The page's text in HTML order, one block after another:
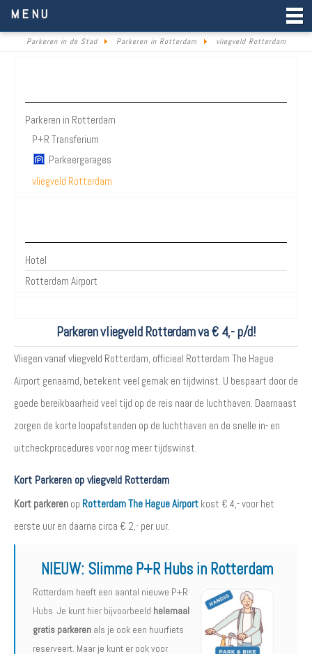
MENU
Parkeren in de Stad Parkeren in Rotterdam vliegveld Rotterdam
Parkeren in Rotterdam
P+R Transferium
Parkeergarages
vliegveld Rotterdam
Hotel
Rotterdam Airport
Parkeren vliegveld Rotterdam va € 4,- p/d!
Vliegen vanaf vliegveld Rotterdam, officieel Rotterdam The Hague
Airport genaamd, betekent veel gemak en tijdwinst. U bespaart door de
goede bereikbaarheid veel tijd op de reis naar de luchthaven. Daarnaast
zorgen de korte loopafstanden op de luchthaven en de snelle in- en
uitcheckprocedures voor nog meer tijdswinst.
Kort Parkeren op vliegveld Rotterdam
Kort parkeren op Rotterdam The Hague Airport kost € 4,- voor het
eerste uur en daarna circa € 2,- per uur.
NIEUW: Slimme P+R Hubs in Rotterdam
Rotterdam heeft een aantal nieuwe P+R
Hubs. Je kunt hier bijvoorbeeld helemaal
gratis parkeren als je ook een huurfiets
reserveert. Maar je kunt er ook voor